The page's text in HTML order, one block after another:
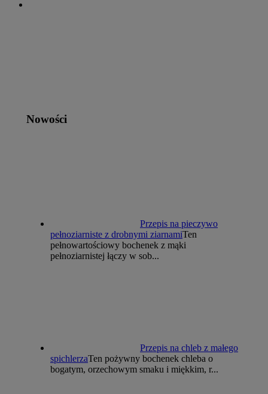
Nowości
Przepis na pieczywo
pełnoziarniste z drobnymi ziarnamiTen
pełnowartościowy bochenek z mąki
pełnoziarnistej łączy w sob...
Przepis na chleb z małego
spichlerzaTen pożywny bochenek chleba o
bogatym, orzechowym smaku i miękkim, r...